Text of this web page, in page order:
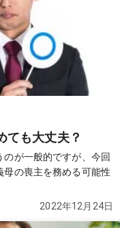
ても大丈夫？
が一般的ですが、今回
の喪主を務める可能性
2022年12月24日